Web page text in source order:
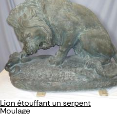
Lion étouffant un serpent
Moulage